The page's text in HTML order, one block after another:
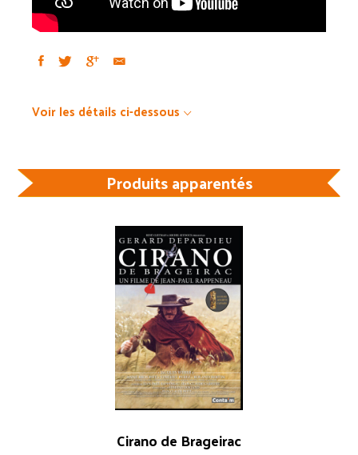
Voir les détails ci-dessous
Produits apparentés
Cirano de Brageirac